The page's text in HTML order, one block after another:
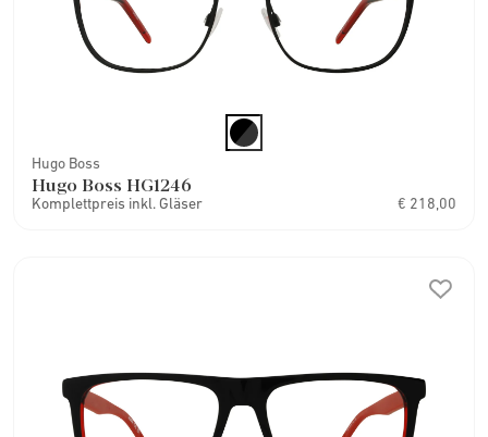
Hugo Boss
Hugo Boss HG1246
Komplettpreis inkl. Gläser € 218,00